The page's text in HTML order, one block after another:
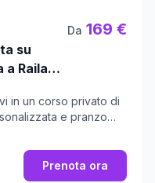
su
Railay
Da 169 €
in un corso privato di
e pranzo
Prenota ora